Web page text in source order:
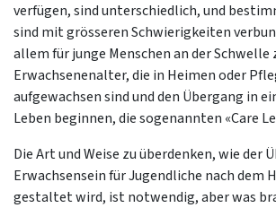
verfügen, sind unterschiedlich, und
sind mit grösseren Schwierigkeiten
allem für junge Menschen an der Schwelle
Erwachsenenalter, die in Heimen oder
aufgewachsen sind und den Übergang in
Leben beginnen, die sogenannten «Care
Die Art und Weise zu überdenken, wie der
Erwachsensein für Jugendliche nach dem
gestaltet wird, ist notwendig, aber was